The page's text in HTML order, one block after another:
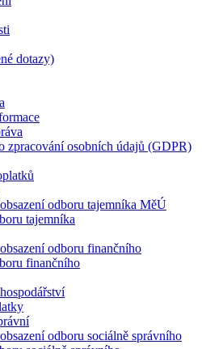
dotazy)
zpracování osobních údajů (GDPR)
odboru tajemníka MěÚ
tajemníka
odboru finančního
finančního
odboru sociálně správního